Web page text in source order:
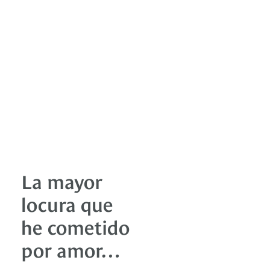
La mayor
locura que
he cometido
por amor…